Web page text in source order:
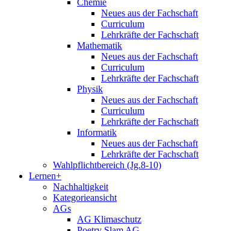
Chemie
Neues aus der Fachschaft
Curriculum
Lehrkräfte der Fachschaft
Mathematik
Neues aus der Fachschaft
Curriculum
Lehrkräfte der Fachschaft
Physik
Neues aus der Fachschaft
Curriculum
Lehrkräfte der Fachschaft
Informatik
Neues aus der Fachschaft
Lehrkräfte der Fachschaft
Wahlpflichtbereich (Jg.8-10)
Lernen+
Nachhaltigkeit
Kategorieansicht
AGs
AG Klimaschutz